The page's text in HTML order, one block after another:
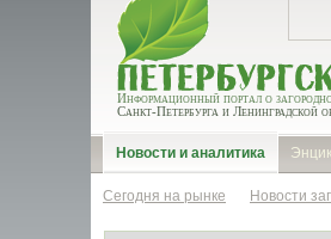
Информационный портал о
Санкт-Петербурга и Ленинградской
Новости и аналитика
Сегодня на рынке Новости